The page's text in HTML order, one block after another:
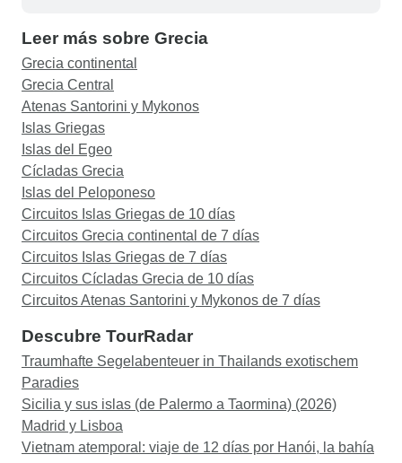
Leer más sobre Grecia
Grecia continental
Grecia Central
Atenas Santorini y Mykonos
Islas Griegas
Islas del Egeo
Cícladas Grecia
Islas del Peloponeso
Circuitos Islas Griegas de 10 días
Circuitos Grecia continental de 7 días
Circuitos Islas Griegas de 7 días
Circuitos Cícladas Grecia de 10 días
Circuitos Atenas Santorini y Mykonos de 7 días
Descubre TourRadar
Traumhafte Segelabenteuer in Thailands exotischem
Paradies
Sicilia y sus islas (de Palermo a Taormina) (2026)
Madrid y Lisboa
Vietnam atemporal: viaje de 12 días por Hanói, la bahía